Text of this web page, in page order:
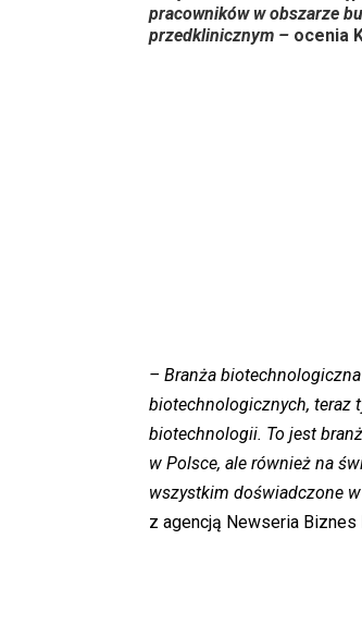
pracowników w obszarze
przedklinicznym – ocenia
– Branża
biotechnologicznych, teraz
biotechnologii. To jest
w Polsce, ale również na
wszystkim doświadczone
z agencją Newseria Biznes